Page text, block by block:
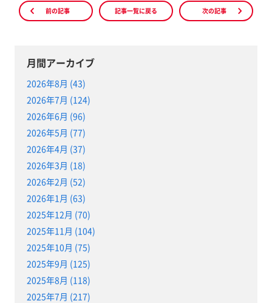
前の記事 記事一覧に戻る 次の記事
月間アーカイブ
2026年8月 (43)
2026年7月 (124)
2026年6月 (96)
2026年5月 (77)
2026年4月 (37)
2026年3月 (18)
2026年2月 (52)
2026年1月 (63)
2025年12月 (70)
2025年11月 (104)
2025年10月 (75)
2025年9月 (125)
2025年8月 (118)
2025年7月 (217)